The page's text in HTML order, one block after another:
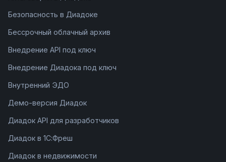
Безопасность в Диадоке
Бессрочный облачный архив
Внедрение API под ключ
Внедрение Диадока под ключ
Внутренний ЭДО
Демо-версия Диадок
Диадок API для разработчиков
Диадок в 1С:Фреш
Диадок в недвижимости